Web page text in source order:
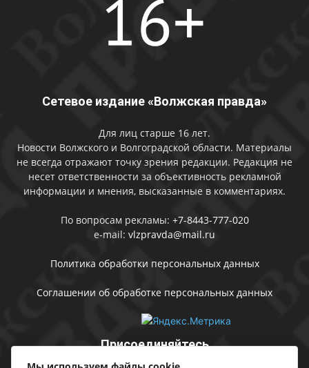
Сетевое издание «Волжская правда»
Для лиц старше 16 лет.
Новости Волжского и Волгоградской области. Материалы
не всегда отражают точку зрения редакции. Редакция не
несет ответственности за объективность рекламной
информации и мнения, высказанные в комментариях.
По вопросам рекламы: +7-8443-777-020
e-mail: vlzpravda@mail.ru
Политика обработки персональных данных
Соглашении об обработке персональных данных
Присоединяйтесь